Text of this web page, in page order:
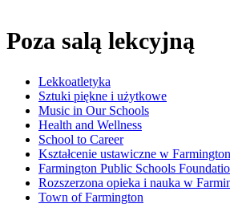
Poza salą lekcyjną
Lekkoatletyka
Sztuki piękne i użytkowe
Music in Our Schools
Health and Wellness
School to Career
Kształcenie ustawiczne w Farmington
Farmington Public Schools
Rozszerzona opieka i nauka w
Town of Farmington